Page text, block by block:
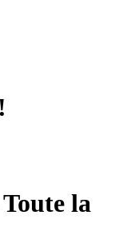
la